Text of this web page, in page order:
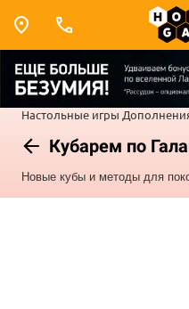
Настольные игры
Кубарем по
Новые кубы и методы для